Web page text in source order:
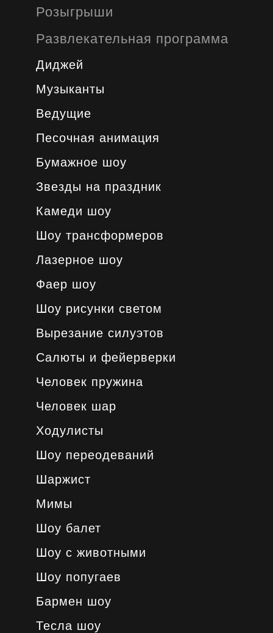
Розыгрыши
Развлекательная программа
Диджей
Музыканты
Ведущие
Песочная анимация
Бумажное шоу
Звезды на праздник
Камеди шоу
Шоу трансформеров
Лазерное шоу
Фаер шоу
Шоу рисунки светом
Вырезание силуэтов
Салюты и фейерверки
Человек пружина
Человек шар
Ходулисты
Шоу переодеваний
Шаржист
Мимы
Шоу балет
Шоу с животными
Шоу попугаев
Бармен шоу
Тесла шоу